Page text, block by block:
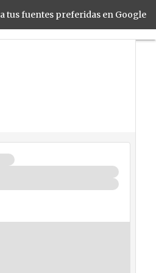
tus fuentes preferidas en Google